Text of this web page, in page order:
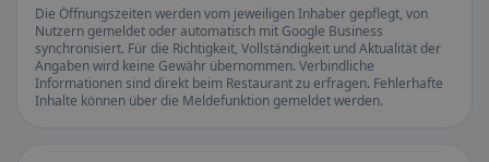
Die Öffnungszeiten werden vom jeweiligen Inhaber gepflegt, von
Nutzern gemeldet oder automatisch mit Google Business
synchronisiert. Für die Richtigkeit, Vollständigkeit und Aktualität der
Angaben wird keine Gewähr übernommen. Verbindliche
Informationen sind direkt beim Restaurant zu erfragen. Fehlerhafte
Inhalte können über die Meldefunktion gemeldet werden.